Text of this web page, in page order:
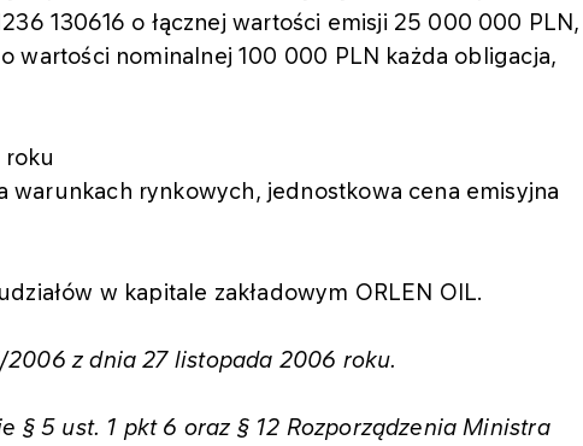
130616 o łącznej wartości emisji 25 000 000 PLN,
wartości nominalnej 100 000 PLN każda obligacja,
roku
warunkach rynkowych, jednostkowa cena emisyjna
w kapitale zakładowym ORLEN OIL.
z dnia 27 listopada 2006 roku.
§ 5 ust. 1 pkt 6 oraz § 12 Rozporządzenia Ministra